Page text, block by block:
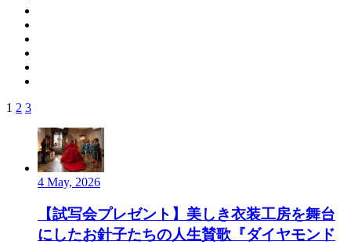
1 2 3
4 May, 2026
【試写会プレゼント】美しき衣装工房を舞台
にしたお針子たちの人生賛歌『ダイヤモンド